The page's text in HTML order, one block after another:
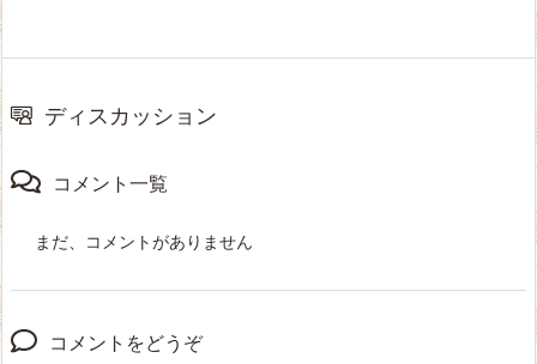
ディスカッション
コメント一覧
まだ、コメントがありません
コメントをどうぞ